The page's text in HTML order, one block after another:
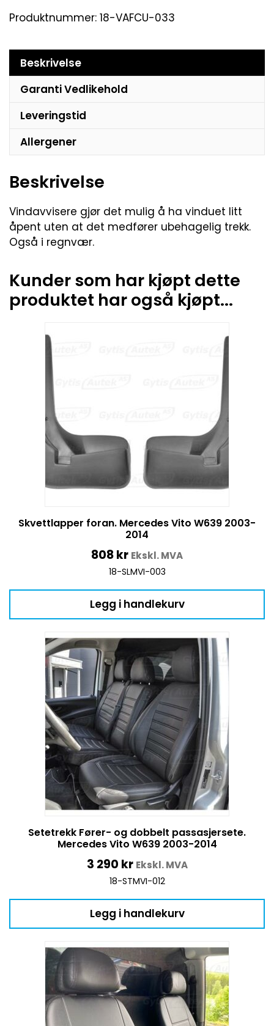
Produktnummer: 18-VAFCU-033
Beskrivelse
Garanti Vedlikehold
Leveringstid
Allergener
Beskrivelse
Vindavvisere gjør det mulig å ha vinduet litt
åpent uten at det medfører ubehagelig trekk.
Også i regnvær.
Kunder som har kjøpt dette
produktet har også kjøpt...
Skvettlapper foran. Mercedes Vito W639 2003-
2014
808kr Ekskl. MVA
18-SLMVI-003
Legg i handlekurv
Setetrekk Fører- og dobbelt passasjersete.
Mercedes Vito W639 2003-2014
3 290 kr Ekskl. MVA
18-STMVI-012
Legg i handlekurv